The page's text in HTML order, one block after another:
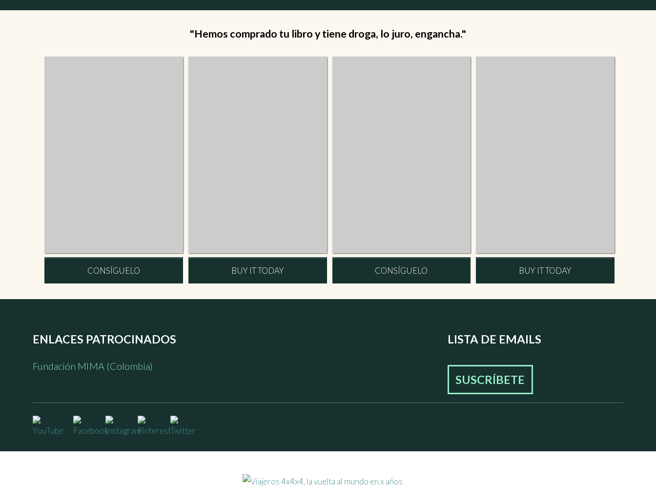
"Hemos comprado tu libro y tiene droga, lo juro, engancha."
CONSÍGUELO BUY IT TODAY CONSÍGUELO BUY IT TODAY
ENLACES PATROCINADOS
Fundación MIMA (Colombia)
LISTA DE EMAILS
SUSCRÍBETE